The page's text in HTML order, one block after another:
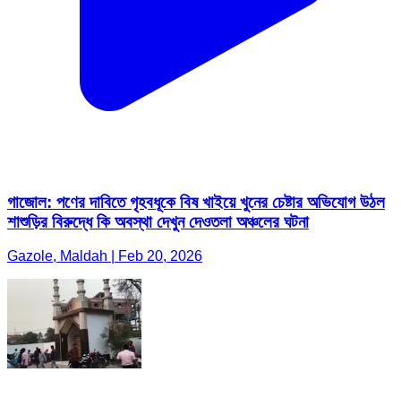
গাজোল: পণের দাবিতে গৃহবধূকে বিষ খাইয়ে খুনের চেষ্টার অভিযোগ উঠল
শাশুড়ির বিরুদ্ধে কি অবস্থা দেখুন দেওতলা অঞ্চলের ঘটনা
Gazole, Maldah | Feb 20, 2026